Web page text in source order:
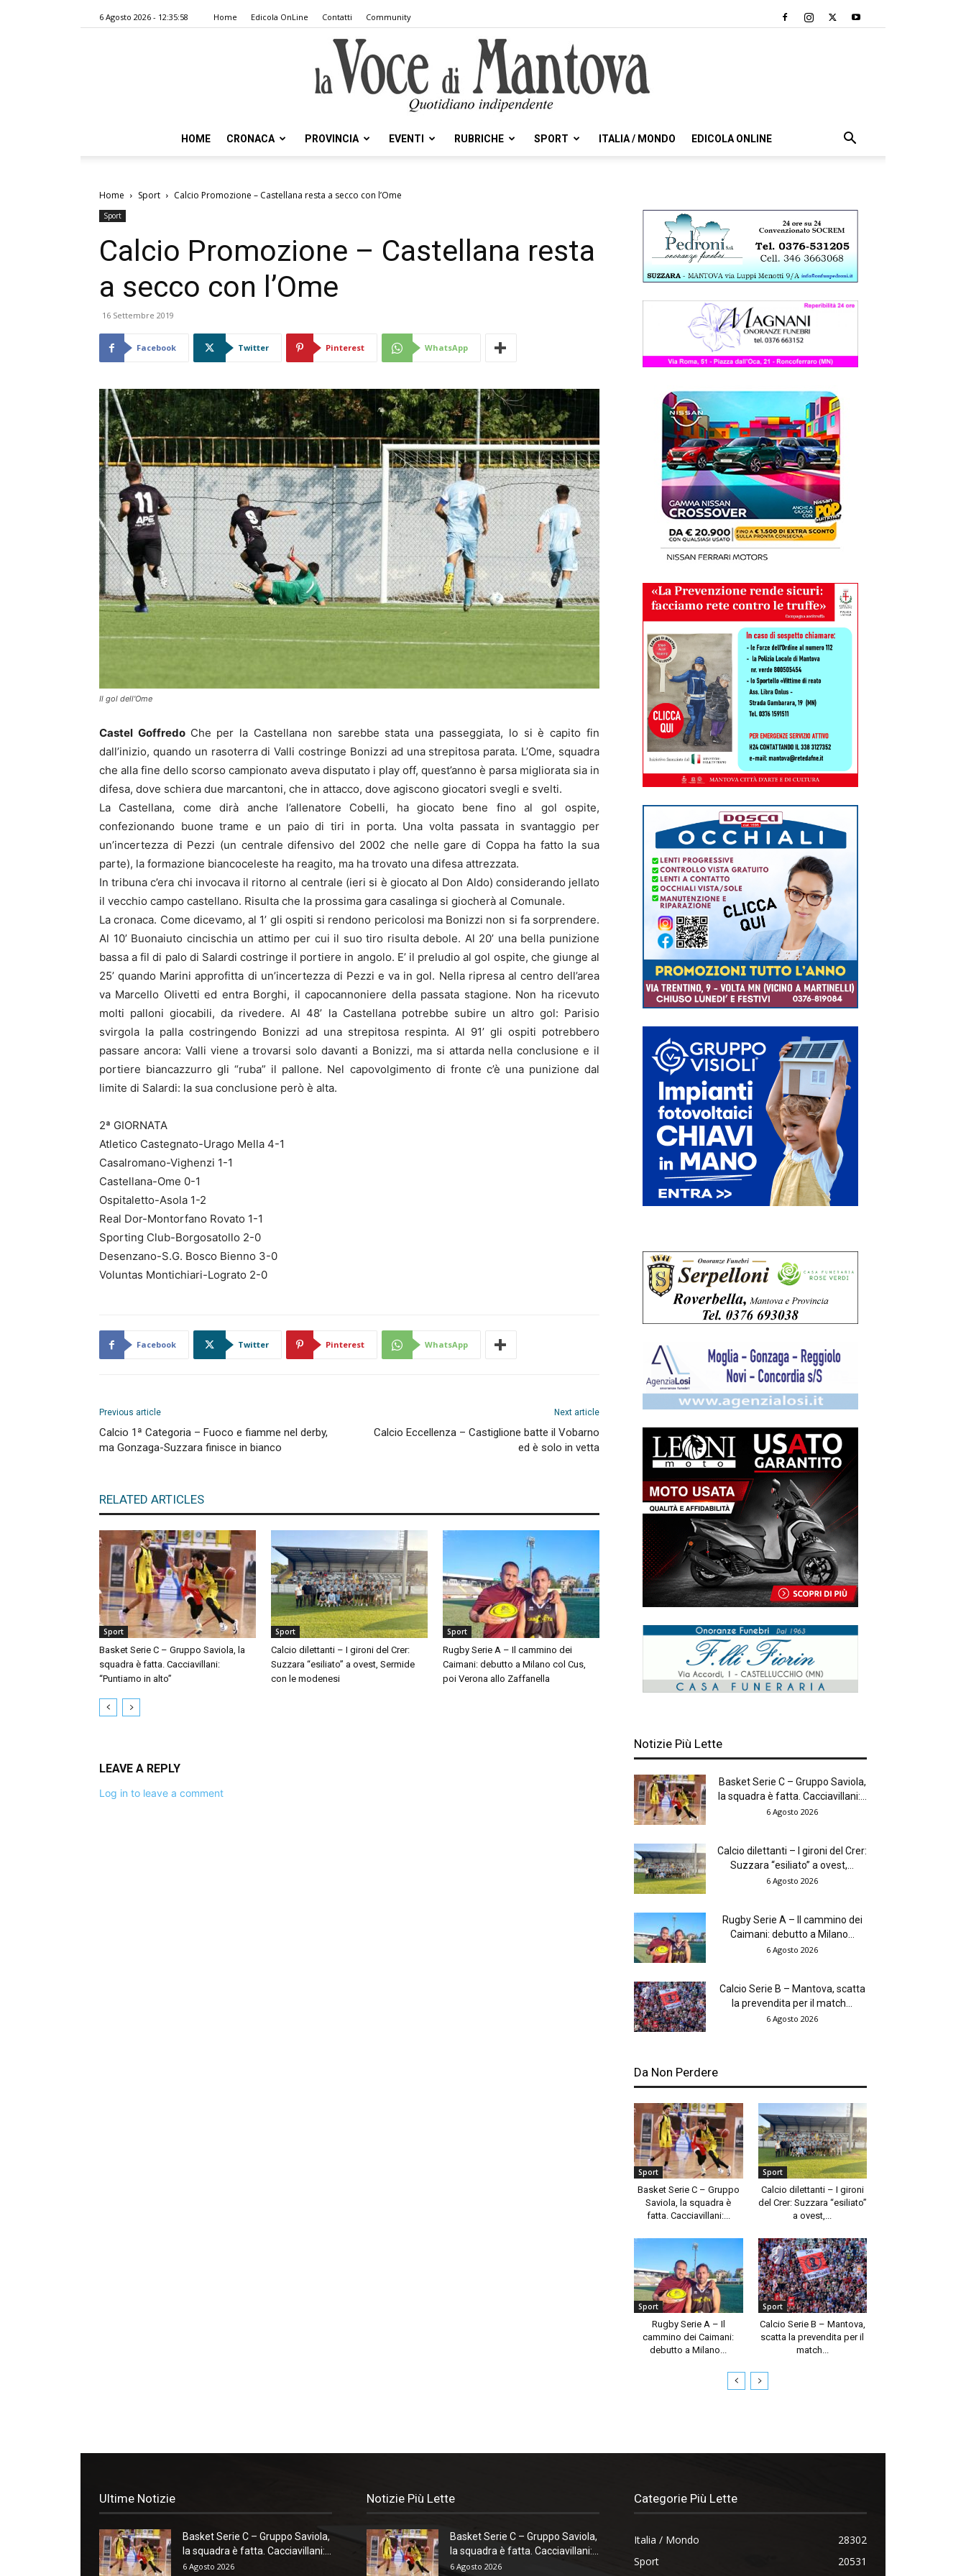
6 Agosto 2026 - 12:35:58 Home Edicola OnLine Contatti Community
Voce
Mantova
HOME CRONACA PROVINCIA EVENTI RUBRICHE SPORT ITALIA / MONDO EDICOLA ONLINE
Home Sport Calcio Promozione – Castellana resta a secco con l’Ome
Sport
Calcio Promozione – Castellana resta
a secco con l’Ome
16 Settembre 2019
Facebook Twitter Pinterest WhatsApp
Il gol dell'Ome
Castel Goffredo Che per la Castellana non sarebbe stata una passeggiata, lo si è capito fin
dall’inizio, quando un rasoterra di Valli costringe Bonizzi ad una strepitosa parata. L’Ome, squadra
che alla fine dello scorso campionato aveva disputato i play off, quest’anno è parsa migliorata sia in
difesa, dove schiera due marcantoni, che in attacco, dove agiscono giocatori svegli e svelti.
La Castellana, come dirà anche l’allenatore Cobelli, ha giocato bene fino al gol ospite,
confezionando buone trame e un paio di tiri in porta. Una volta passata in svantaggio per
un’incertezza di Pezzi (un centrale difensivo del 2002 che nelle gare di Coppa ha fatto la sua
parte), la formazione biancoceleste ha reagito, ma ha trovato una difesa attrezzata.
In tribuna c’era chi invocava il ritorno al centrale (ieri si è giocato al Don Aldo) considerando jellato
il vecchio campo castellano. Risulta che la prossima gara casalinga si giocherà al Comunale.
La cronaca. Come dicevamo, al 1’ gli ospiti si rendono pericolosi ma Bonizzi non si fa sorprendere.
Al 10’ Buonaiuto cincischia un attimo per cui il suo tiro risulta debole. Al 20’ una bella punizione
bassa a fil di palo di Salardi costringe il portiere in angolo. E’ il preludio al gol ospite, che giunge al
25’ quando Marini approfitta di un’incertezza di Pezzi e va in gol. Nella ripresa al centro dell’area
va Marcello Olivetti ed entra Borghi, il capocannoniere della passata stagione. Non ha ricevuto
molti palloni giocabili, da rivedere. Al 48’ la Castellana potrebbe subire un altro gol: Parisio
svirgola la palla costringendo Bonizzi ad una strepitosa respinta. Al 91’ gli ospiti potrebbero
passare ancora: Valli viene a trovarsi solo davanti a Bonizzi, ma si attarda nella conclusione e il
portiere biancazzurro gli “ruba” il pallone. Nel capovolgimento di fronte c’è una punizione dal
limite di Salardi: la sua conclusione però è alta.
2ª GIORNATA
Atletico Castegnato-Urago Mella 4-1
Casalromano-Vighenzi 1-1
Castellana-Ome 0-1
Ospitaletto-Asola 1-2
Real Dor-Montorfano Rovato 1-1
Sporting Club-Borgosatollo 2-0
Desenzano-S.G. Bosco Bienno 3-0
Voluntas Montichiari-Lograto 2-0
Facebook Twitter Pinterest WhatsApp
Previous article
Calcio 1ª Categoria – Fuoco e fiamme nel derby,
ma Gonzaga-Suzzara finisce in bianco
Next article
Calcio Eccellenza – Castiglione batte il Vobarno
ed è solo in vetta
RELATED ARTICLES
Sport
Basket Serie C – Gruppo Saviola, la
squadra è fatta. Cacciavillani:
“Puntiamo in alto”
Sport
Calcio dilettanti – I gironi del Crer:
Suzzara “esiliato” a ovest, Sermide
con le modenesi
Sport
Rugby Serie A – Il cammino dei
Caimani: debutto a Milano col Cus,
poi Verona allo Zaffanella
LEAVE A REPLY
Log in to leave a comment
Notizie Più Lette
Basket Serie C – Gruppo Saviola,
la squadra è fatta. Cacciavillani:...
6 Agosto 2026
Calcio dilettanti – I gironi del Crer:
Suzzara “esiliato” a ovest,...
6 Agosto 2026
Rugby Serie A – Il cammino dei
Caimani: debutto a Milano...
6 Agosto 2026
Calcio Serie B – Mantova, scatta
la prevendita per il match...
6 Agosto 2026
Da Non Perdere
Sport
Basket Serie C – Gruppo
Saviola, la squadra è
fatta. Cacciavillani:...
Sport
Calcio dilettanti – I gironi
del Crer: Suzzara “esiliato”
a ovest,...
Sport
Rugby Serie A – Il
cammino dei Caimani:
debutto a Milano...
Sport
Calcio Serie B – Mantova,
scatta la prevendita per il
match...
Ultime Notizie
Basket Serie C – Gruppo Saviola,
la squadra è fatta. Cacciavillani:...
6 Agosto 2026
Notizie Più Lette
Basket Serie C – Gruppo Saviola,
la squadra è fatta. Cacciavillani:...
6 Agosto 2026
Categorie Più Lette
Italia / Mondo
28302
Sport
20531